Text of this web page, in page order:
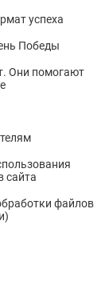
успеха
Победы
Они помогают
сайта
файлов